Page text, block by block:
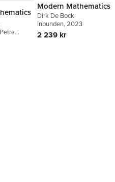
Petra
Beckers
Modern Mathematics
Dirk De Bock
Inbunden, 2023
2 239 kr